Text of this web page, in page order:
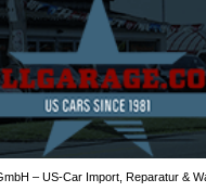
– US-Car Import, Reparatur &